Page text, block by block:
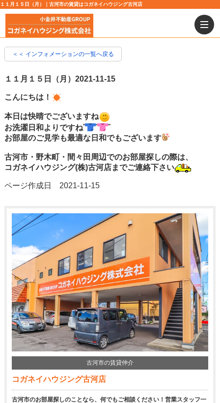
１１月１５日（月）｜古河市の賃貸はコガネイハウジング古河店
＜＜ インフォメーションの一覧へ戻る
１１月１５日（月） 2021-11-15
こんにちは！
本日は快晴でございますね
お洗濯日和よりですね
お部屋のご見学も最適な日和でもございます
古河市・野木町・間々田周辺でのお部屋探しの際は、
コガネイハウジング(株)古河店までご連絡下さい
ページ作成日 2021-11-15
古河市の賃貸仲介
コガネイハウジング古河店
古河市のお部屋探しのことなら、何でもご相談ください！営業スタッフ一